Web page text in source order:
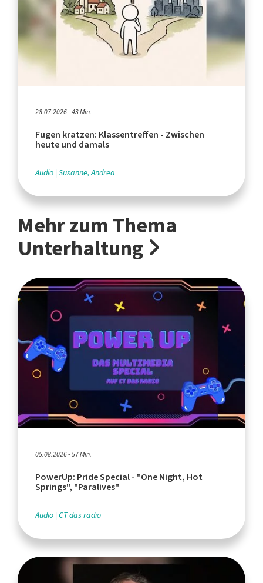
28.07.2026 - 43 Min.
Fugen kratzen: Klassentreffen - Zwischen
heute und damals
Audio Susanne, Andrea
Mehr zum Thema
Unterhaltung
05.08.2026 - 57 Min.
PowerUp: Pride Special - "One Night, Hot
Springs", "Paralives"
Audio CT das radio